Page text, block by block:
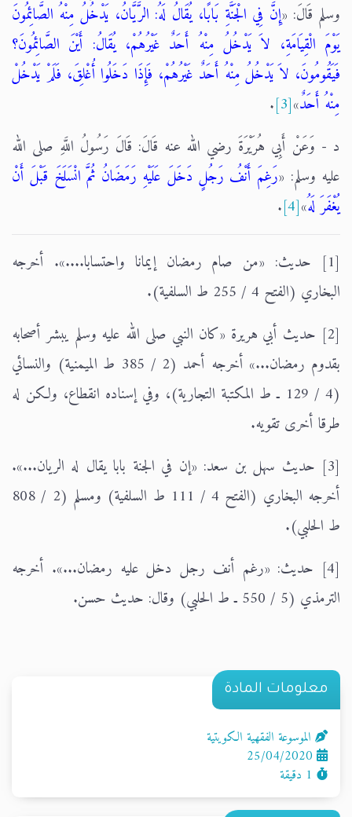
وسلم قَالَ: «إِنَّ فِي الْجَنَّةِ بَابًا، يُقَالُ لَهُ: الرَّيَّانُ، يَدْخُلُ مِنْهُ الصَّائِمُونَ
يَوْمَ الْقِيَامَةِ، لاَ يَدْخُلُ مِنْهُ أَحَدٌ غَيْرُهُمْ، يُقَالُ: أَيْنَ الصَّائِمُونَ؟
فَيَقُومُونَ، لاَ يَدْخُلُ مِنْهُ أَحَدٌ غَيْرُهُمْ، فَإِذَا دَخَلُوا أُغْلِقَ، فَلَمْ يَدْخُلْ
مِنْهُ أَحَدٌ»
[3]
.
د - وَعَنْ أَبِي هُرَيْرَةَ رضي الله عنه قَالَ: قَالَ رَسُولُ اللَّهِ صلى الله
عليه وسلم: «رَغِمَ أَنْفُ رَجُلٍ دَخَلَ عَلَيْهِ رَمَضَانُ ثُمَّ انْسَلَخَ قَبْلَ أَنْ
يُغْفَرَ لَهُ»
[4]
.
[1] حديث: «من صام رمضان إيمانا واحتسابا....». أخرجه
البخاري (الفتح 4 / 255 ط السلفية).
[2] حديث أبي هريرة «كان النبي صلى الله عليه وسلم يبشر أصحابه
بقدوم رمضان...» أخرجه أحمد (2 / 385 ط الميمنية) والنسائي
(4 / 129 ـ ط المكتبة التجارية)، وفي إسناده انقطاع، ولكن له
طرقا أخرى تقويه.
[3] حديث سهل بن سعد: «إن في الجنة بابا يقال له الريان...».
أخرجه البخاري (الفتح 4 / 111 ط السلفية) ومسلم (2 / 808
ط الحلبي).
[4] حديث: «رغم أنف رجل دخل عليه رمضان...». أخرجه
الترمذي (5 / 550 ـ ط الحلبي) وقال: حديث حسن.
معلومات المادة
الموسوعة الفقهية الكويتية
1 دقيقة